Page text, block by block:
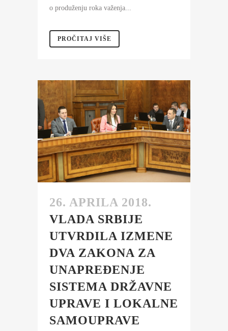
o produženju roka važenja...
PROČITAJ VIŠE
26. APRILA 2018.
VLADA SRBIJE
UTVRDILA IZMENE
DVA ZAKONA ZA
UNAPREĐENJE
SISTEMA DRŽAVNE
UPRAVE I LOKALNE
SAMOUPRAVE